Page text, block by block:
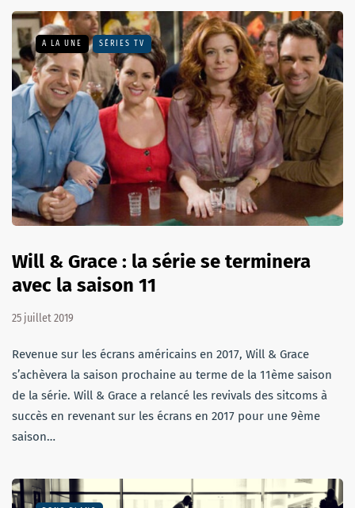
A LA UNE SÉRIES TV
Will & Grace : la série se terminera
avec la saison 11
25 juillet 2019
Revenue sur les écrans américains en 2017, Will & Grace
s’achèvera la saison prochaine au terme de la 11ème saison
de la série. Will & Grace a relancé les revivals des sitcoms à
succès en revenant sur les écrans en 2017 pour une 9ème
saison…